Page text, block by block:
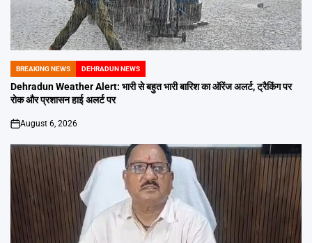
POSTED
IN
BREAKING NEWS DEHRADUN NEWS
Dehradun Weather Alert: भारी से बहुत भारी बारिश का ऑरेंज अलर्ट, ट्रैकिंग पर
रोक और प्रशासन हाई अलर्ट पर
on
August 6, 2026